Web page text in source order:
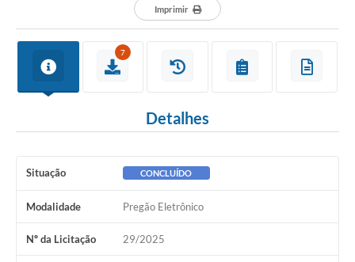
Imprimir
7
Detalhes
Situação CONCLUÍDO
Modalidade Pregão Eletrônico
Nº da Licitação 29/2025